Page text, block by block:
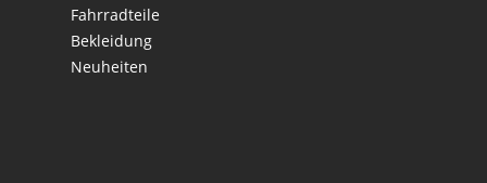
Fahrradteile
Bekleidung
Neuheiten